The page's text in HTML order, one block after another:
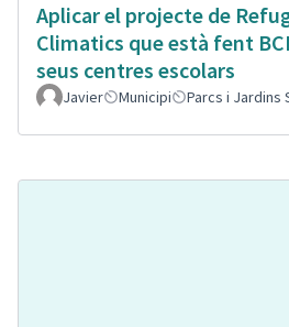
Aplicar el projecte de
Climatics que està fent
seus centres escolars
Javier Municipi Parcs i Jardins